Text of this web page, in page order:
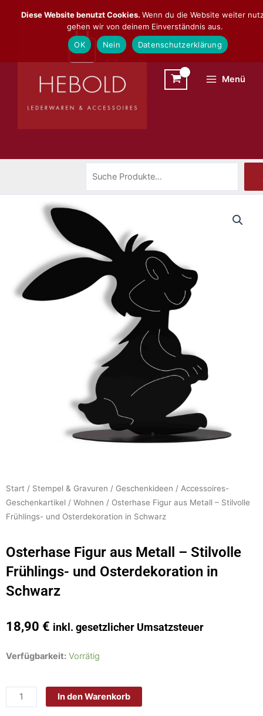
Inhalt
Menü
Start / Stempel & Gravuren / Geschenkideen / Accessoires-
Geschenkartikel / Wohnen / Osterhase Figur aus Metall – Stilvolle
Frühlings- und Osterdekoration in Schwarz
Osterhase Figur aus Metall – Stilvolle
Frühlings- und Osterdekoration in
Schwarz
18,90 € inkl. gesetzlicher Umsatzsteuer
Verfügbarkeit: Vorrätig
Osterhase
Metall
In den Warenkorb
Diese Website benutzt Cookies. Wenn du die Website weiter
gehen wir von deinem Einverständnis aus.
OK
Nein Datenschutzerklärung